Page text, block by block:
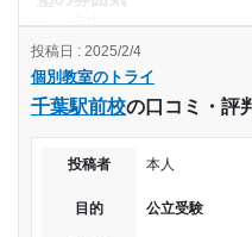
料金
他の個別塾と比べると、少
タブレットを使って学習す
コース・カリキュラム
得意な国語と英語を伸ばす
ったと思う。週2,3の授業だ
個別教室のトライ
千葉駅前校の口コミ・評
投稿日 : 2025/2/4
投稿者 本人
目的 公立受験